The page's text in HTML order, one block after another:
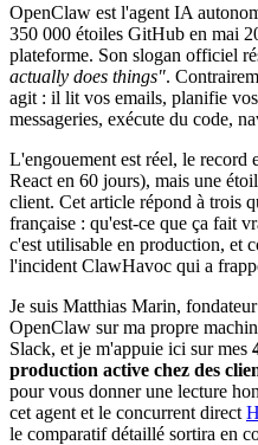
OpenClaw est l'agent IA
350 000 étoiles GitHub en mai
plateforme. Son slogan officiel
actually does things".
agit : il lit vos emails, planifie
messageries, exécute du code,
L'engouement est réel, le record
React en 60 jours), mais une
client. Cet article répond à trois
française : qu'est-ce que ça fait
c'est utilisable en production, et
l'incident ClawHavoc qui a
Je suis Matthias Marin,
OpenClaw sur ma propre
Slack, et je m'appuie ici sur mes
production active chez des
pour vous donner une lecture
cet agent et le concurrent direct
le comparatif détaillé sortira en